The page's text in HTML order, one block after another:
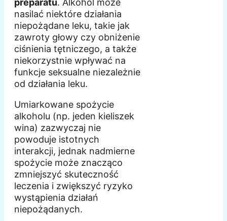
preparatu. Alkohol może
nasilać niektóre działania
niepożądane leku, takie jak
zawroty głowy czy obniżenie
ciśnienia tętniczego, a także
niekorzystnie wpływać na
funkcje seksualne niezależnie
od działania leku.
Umiarkowane spożycie
alkoholu (np. jeden kieliszek
wina) zazwyczaj nie
powoduje istotnych
interakcji, jednak nadmierne
spożycie może znacząco
zmniejszyć skuteczność
leczenia i zwiększyć ryzyko
wystąpienia działań
niepożądanych.